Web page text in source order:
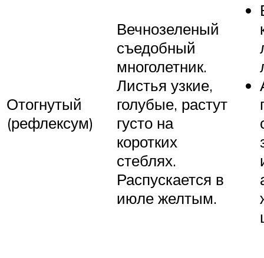
Отогнутый
(рефлексум)
Вечнозеленый
съедобный
многолетник.
Листья узкие,
голубые, растут
густо на
коротких
стеблях.
Распускается в
июле желтым.